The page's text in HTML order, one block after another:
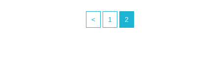
< 1 2